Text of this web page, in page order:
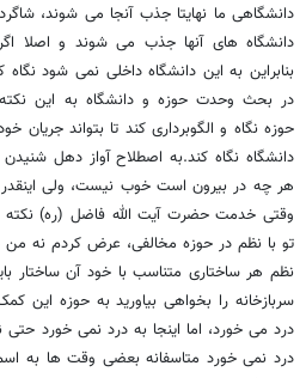
دانشگاهی ما نهایتا جذب آنجا می شوند،
دانشگاه های آنها جذب می شوند و اصلا
بنابراین به این دانشگاه داخلی نمی شود نگاه
در بحث وحدت حوزه و دانشگاه به این نکته
حوزه نگاه و الگوبرداری کند تا بتواند جریان
دانشگاه نگاه کند.به اصطلاح آواز دهل
هر چه در بیرون است خوب نیست، ولی
وقتی خدمت حضرت آیت الله فاضل (ره) نکته
تو با نظم در حوزه مخالفی، عرض کردم نه
نظم هر ساختاری متناسب با خود آن ساختار
سربازخانه را بخواهی بیاورید به حوزه این
درد می خورد، اما اینجا به درد نمی خورد حتی
درد نمی خورد متاسفانه بعضی وقت ها به